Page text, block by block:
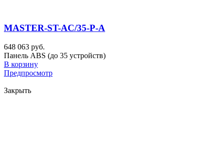
MASTER-ST-AC/35-P-A
648 063 руб.
Панель ABS (до 35 устройств)
В корзину
Предпросмотр
Закрыть